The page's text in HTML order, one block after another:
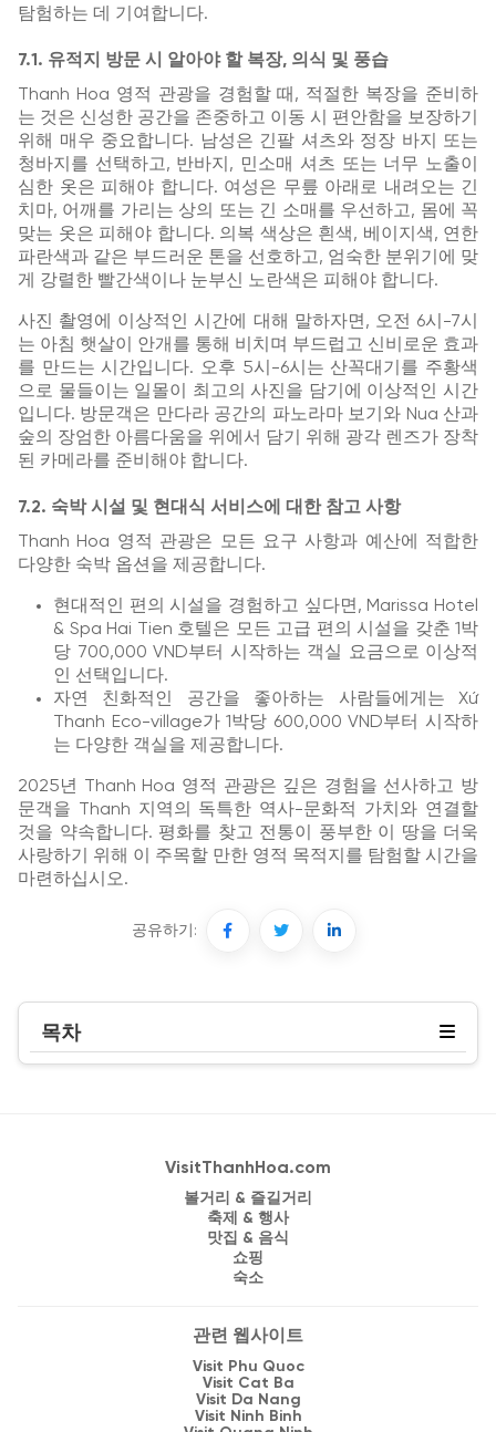
탐험하는 데 기여합니다.
7.1. 유적지 방문 시 알아야 할 복장, 의식 및 풍습
Thanh Hoa 영적 관광을 경험할 때, 적절한 복장을 준비하
는 것은 신성한 공간을 존중하고 이동 시 편안함을 보장하기
위해 매우 중요합니다. 남성은 긴팔 셔츠와 정장 바지 또는
청바지를 선택하고, 반바지, 민소매 셔츠 또는 너무 노출이
심한 옷은 피해야 합니다. 여성은 무릎 아래로 내려오는 긴
치마, 어깨를 가리는 상의 또는 긴 소매를 우선하고, 몸에 꼭
맞는 옷은 피해야 합니다. 의복 색상은 흰색, 베이지색, 연한
파란색과 같은 부드러운 톤을 선호하고, 엄숙한 분위기에 맞
게 강렬한 빨간색이나 눈부신 노란색은 피해야 합니다.
사진 촬영에 이상적인 시간에 대해 말하자면, 오전 6시-7시
는 아침 햇살이 안개를 통해 비치며 부드럽고 신비로운 효과
를 만드는 시간입니다. 오후 5시-6시는 산꼭대기를 주황색
으로 물들이는 일몰이 최고의 사진을 담기에 이상적인 시간
입니다. 방문객은 만다라 공간의 파노라마 보기와 Nua 산과
숲의 장엄한 아름다움을 위에서 담기 위해 광각 렌즈가 장착
된 카메라를 준비해야 합니다.
7.2. 숙박 시설 및 현대식 서비스에 대한 참고 사항
Thanh Hoa 영적 관광은 모든 요구 사항과 예산에 적합한
다양한 숙박 옵션을 제공합니다.
현대적인 편의 시설을 경험하고 싶다면, Marissa Hotel
& Spa Hai Tien 호텔은 모든 고급 편의 시설을 갖춘 1박
당 700,000 VND부터 시작하는 객실 요금으로 이상적
인 선택입니다.
자연 친화적인 공간을 좋아하는 사람들에게는 Xứ
Thanh Eco-village가 1박당 600,000 VND부터 시작하
는 다양한 객실을 제공합니다.
2025년 Thanh Hoa 영적 관광은 깊은 경험을 선사하고 방
문객을 Thanh 지역의 독특한 역사-문화적 가치와 연결할
것을 약속합니다. 평화를 찾고 전통이 풍부한 이 땅을 더욱
사랑하기 위해 이 주목할 만한 영적 목적지를 탐험할 시간을
마련하십시오.
공유하기:
목차
VisitThanhHoa.com
볼거리 & 즐길거리
축제 & 행사
맛집 & 음식
쇼핑
숙소
관련 웹사이트
Visit Phu Quoc
Visit Cat Ba
Visit Da Nang
Visit Ninh Binh